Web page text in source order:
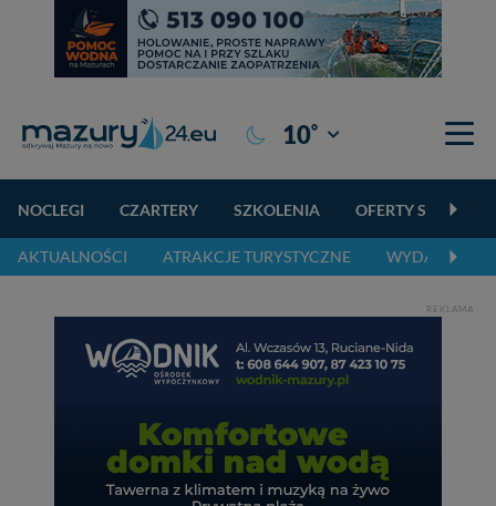
10° Giżycko
NOCLEGI CZARTERY SZKOLENIA OFERTY
AKTUALNOŚCI ATRAKCJE TURYSTYCZNE WYDARZENIA
REKLAMA